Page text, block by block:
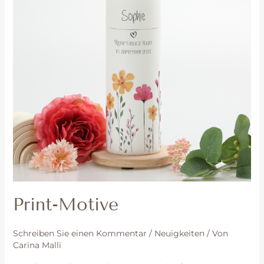
Print-Motive
Schreiben Sie einen Kommentar / Neuigkeiten/ Von
Carina Malli